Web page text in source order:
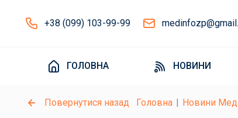
+38 (099) 103-99-99
ГОЛОВНА НОВИНИ
Повернутися назад Головна Новини